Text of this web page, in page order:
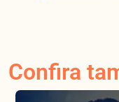
Confira